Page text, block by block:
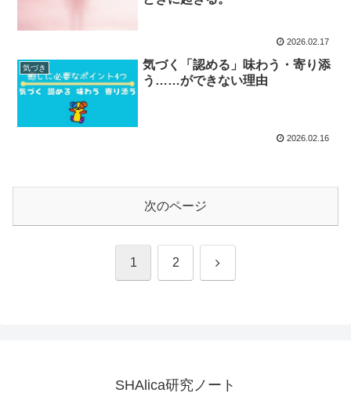
2026.02.17
気づき
気づく「認める」味わう・寄り添
う……ができない理由
2026.02.16
次のページ
1 2 次
SHAlica研究ノート